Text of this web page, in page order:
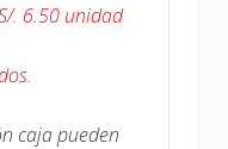
. 6.50 unidad
caja pueden